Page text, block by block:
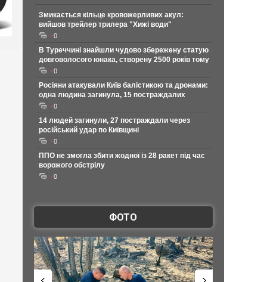
Змикається кільце кровожерливих акул:
вийшов трейлер трилера "Хижі води"
0
В Туреччині знайшли чудово збережену статую
довговолосого юнака, створену 2500 років тому
0
Росіяни атакували Київ балістикою та дронами:
одна людина загинула, 15 постраждалих
0
14 людей загинули, 27 постраждали через
російський удар по Київщині
0
ППО не змогла збити жодної із 28 ракет під час
ворожого обстрілу
0
ФОТО